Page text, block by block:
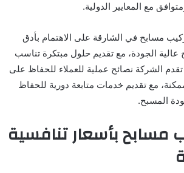
مع المعايير الدولية.
مسابح في الشارقة على الاهتمام بأدق
عالية الجودة، مع تقديم حلول مبتكرة تناسب
الشركة نصائح عملية للعملاء للحفاظ على
مع تقديم خدمات متابعة دورية للحفاظ
المسبح.
مسابح بأسعار تنافسية